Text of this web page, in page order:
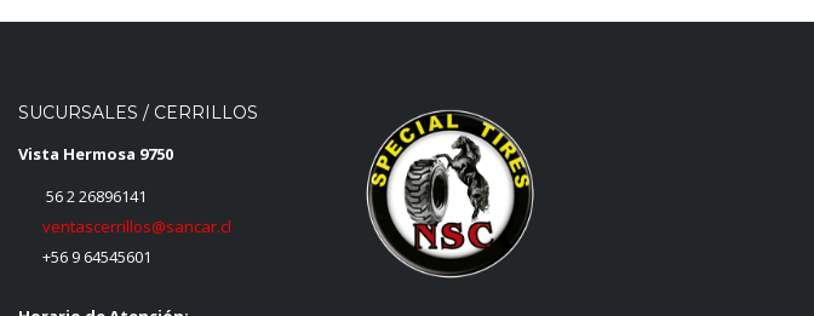
SUCURSALES / CERRILLOS
Vista Hermosa 9750
56 2 26896141
ventascerrillos@sancar.cl
+56 9 64545601